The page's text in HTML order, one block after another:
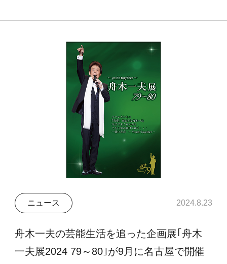
ニュース 2024.8.23
舟木一夫の芸能生活を追った企画展｢舟木
一夫展2024 79～80｣が9月に名古屋で開催